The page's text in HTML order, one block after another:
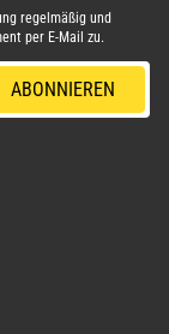
regelmäßig und
per E-Mail zu.
ABONNIEREN